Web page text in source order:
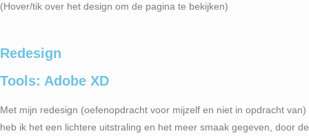
(Hover/tik over het design om de pagina te bekijken)
Redesign
Tools: Adobe XD
Met mijn redesign (oefenopdracht voor mijzelf en niet in opdracht van)
heb ik het een lichtere uitstraling en het meer smaak gegeven, door de